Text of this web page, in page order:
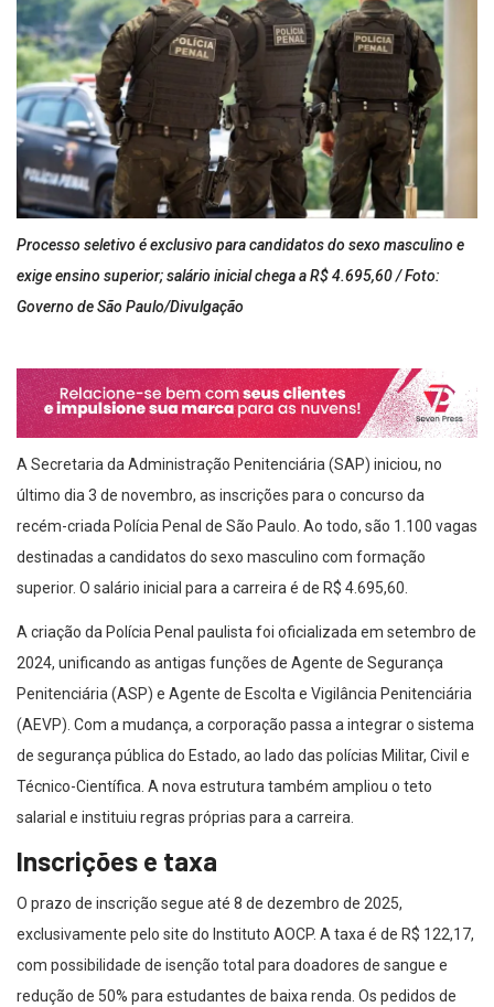
Processo seletivo é exclusivo para candidatos do sexo masculino e
exige ensino superior; salário inicial chega a R$ 4.695,60 / Foto:
Governo de São Paulo/Divulgação
A Secretaria da Administração Penitenciária (SAP) iniciou, no
último dia 3 de novembro, as inscrições para o concurso da
recém-criada Polícia Penal de São Paulo. Ao todo, são 1.100 vagas
destinadas a candidatos do sexo masculino com formação
superior. O salário inicial para a carreira é de R$ 4.695,60.
A criação da Polícia Penal paulista foi oficializada em setembro de
2024, unificando as antigas funções de Agente de Segurança
Penitenciária (ASP) e Agente de Escolta e Vigilância Penitenciária
(AEVP). Com a mudança, a corporação passa a integrar o sistema
de segurança pública do Estado, ao lado das polícias Militar, Civil e
Técnico-Científica. A nova estrutura também ampliou o teto
salarial e instituiu regras próprias para a carreira.
Inscrições e taxa
O prazo de inscrição segue até 8 de dezembro de 2025,
exclusivamente pelo site do Instituto AOCP. A taxa é de R$ 122,17,
com possibilidade de isenção total para doadores de sangue e
redução de 50% para estudantes de baixa renda. Os pedidos de